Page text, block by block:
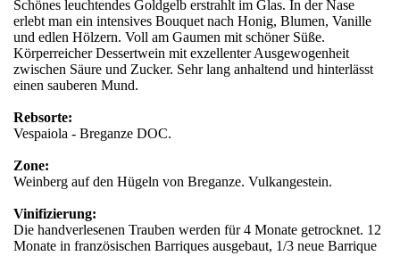
Schönes leuchtendes Goldgelb erstrahlt im Glas. In der Nase
erlebt man ein intensives Bouquet nach Honig, Blumen, Vanille
und edlen Hölzern. Voll am Gaumen mit schöner Süße.
Körperreicher Dessertwein mit exzellenter Ausgewogenheit
zwischen Säure und Zucker. Sehr lang anhaltend und hinterlässt
einen sauberen Mund.
Rebsorte:
Vespaiola - Breganze DOC.
Zone:
Weinberg auf den Hügeln von Breganze. Vulkangestein.
Vinifizierung:
Die handverlesenen Trauben werden für 4 Monate getrocknet. 12
Monate in französischen Barriques ausgebaut, 1/3 neue Barrique